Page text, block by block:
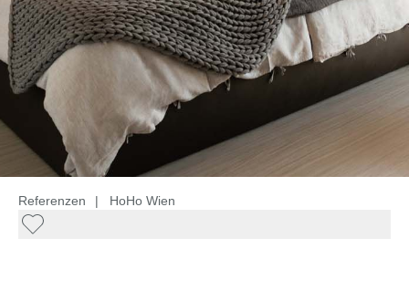
Referenzen | HoHo Wien